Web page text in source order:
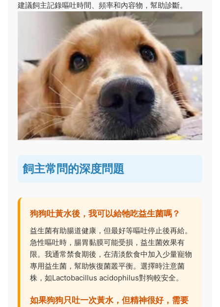
建議飼主記錄嘔吐時間、頻率和內容物，幫助診斷。
飼主常問的深度問題
狗狗吐黃水後，我可以給牠吃益生菌嗎？
益生菌有助腸道健康，但最好等嘔吐停止後再給。
急性嘔吐時，腸胃黏膜可能受損，益生菌效果有
限。我通常禁食期後，在清淡飲食中加入少量寵物
專用益生菌，幫助恢復菌叢平衡。選擇時注意菌
株，如Lactobacillus acidophilus對狗較安全。
如果狗狗只吐一次黃水，但精神很好，需要